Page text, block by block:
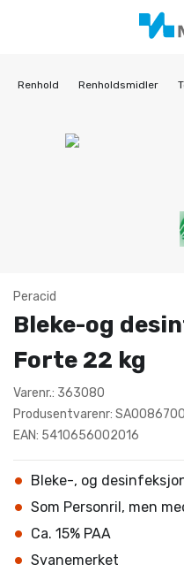
Renhold Renholdsmidler
Peracid
Bleke-og
Forte 22 kg
Varenr.: 363080
Produsentvarenr: SA0086700
EAN: 5410656002016
Bleke-, og
Som Personril, men
Ca. 15% PAA
Svanemerket